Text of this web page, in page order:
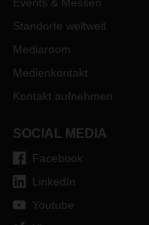
Standorte weltweit
Mediaroom
Medienkontakt
Kontakt aufnehmen
SOCIAL MEDIA
Facebook
LinkedIn
Youtube